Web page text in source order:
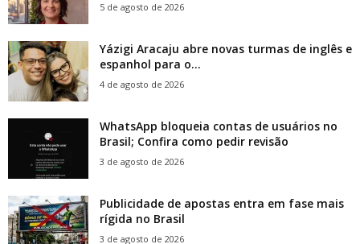
5 de agosto de 2026
Yázigi Aracaju abre novas turmas de inglês e
espanhol para o...
4 de agosto de 2026
WhatsApp bloqueia contas de usuários no
Brasil; Confira como pedir revisão
3 de agosto de 2026
Publicidade de apostas entra em fase mais
rígida no Brasil
3 de agosto de 2026